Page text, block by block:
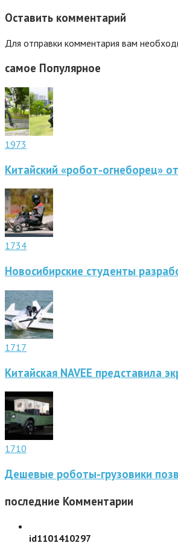
Оставить комментарий
Для отправки комментария вам
самое Популярное
1973
Китайский «робот-огнеборец»
1734
Новосибирские студенты
1717
Китайская NAVEE представила
1710
Дешевые роботы-грузовики
последние Комментарии
id1101410297